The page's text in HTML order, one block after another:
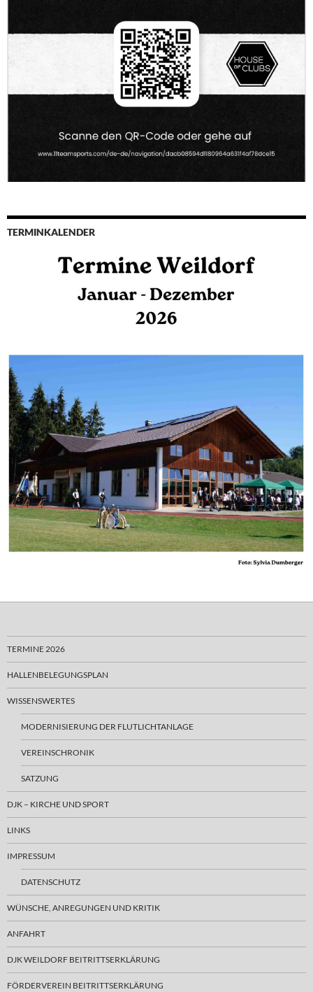
TERMINKALENDER
TERMINE 2026
HALLENBELEGUNGSPLAN
WISSENSWERTES
MODERNISIERUNG DER FLUTLICHTANLAGE
VEREINSCHRONIK
SATZUNG
DJK – KIRCHE UND SPORT
LINKS
IMPRESSUM
DATENSCHUTZ
WÜNSCHE, ANREGUNGEN UND KRITIK
ANFAHRT
DJK WEILDORF BEITRITTSERKLÄRUNG
FÖRDERVEREIN BEITRITTSERKLÄRUNG